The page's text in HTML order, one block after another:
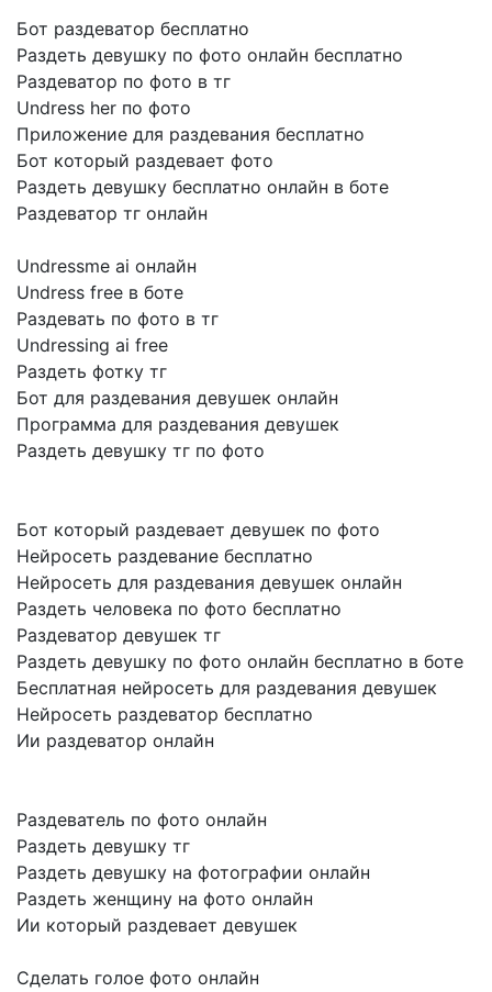
Бот раздеватор бесплатно
Раздеть девушку по фото онлайн бесплатно
Раздеватор по фото в тг
Undress her по фото
Приложение для раздевания бесплатно
Бот который раздевает фото
Раздеть девушку бесплатно онлайн в боте
Раздеватор тг онлайн
Undressme ai онлайн
Undress free в боте
Раздевать по фото в тг
Undressing ai free
Раздеть фотку тг
Бот для раздевания девушек онлайн
Программа для раздевания девушек
Раздеть девушку тг по фото
Бот который раздевает девушек по фото
Нейросеть раздевание бесплатно
Нейросеть для раздевания девушек онлайн
Раздеть человека по фото бесплатно
Раздеватор девушек тг
Раздеть девушку по фото онлайн бесплатно в боте
Бесплатная нейросеть для раздевания девушек
Нейросеть раздеватор бесплатно
Ии раздеватор онлайн
Раздеватель по фото онлайн
Раздеть девушку тг
Раздеть девушку на фотографии онлайн
Раздеть женщину на фото онлайн
Ии который раздевает девушек
Сделать голое фото онлайн